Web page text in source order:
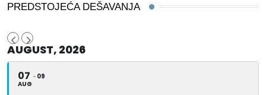
PREDSTOJEĆA DEŠAVANJA
AUGUST, 2026
07
AUG
09